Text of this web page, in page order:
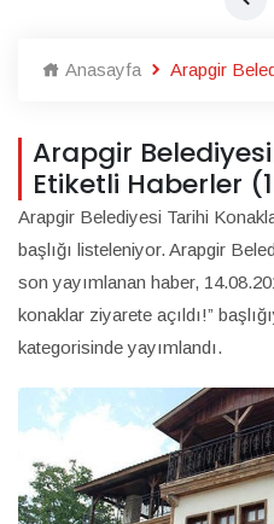
Anasayfa Arapgir
Arapgir
Etiketli Haberler
Arapgir Belediyesi Tarihi
başlığı listeleniyor. Arapgir
son yayımlanan haber,
konaklar ziyarete açıldı!”
kategorisinde yayımlandı.